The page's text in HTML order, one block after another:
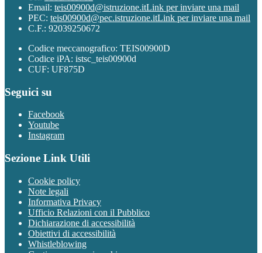
Email: teis00900d@istruzione.itLink per inviare una mail
PEC: teis00900d@pec.istruzione.itLink per inviare una mail
C.F.: 92039250672
Codice meccanografico: TEIS00900D
Codice iPA: istsc_teis00900d
CUF: UF875D
Seguici su
Facebook
Youtube
Instagram
Sezione Link Utili
Cookie policy
Note legali
Informativa Privacy
Ufficio Relazioni con il Pubblico
Dichiarazione di accessibilità
Obiettivi di accessibilità
Whistleblowing